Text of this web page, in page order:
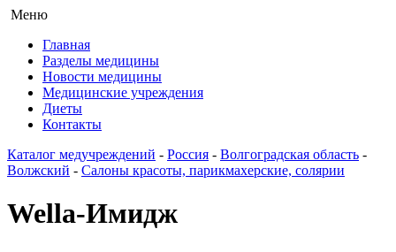
Меню
Главная
Разделы медицины
Новости медицины
Медицинские учреждения
Диеты
Контакты
Каталог медучреждений - Россия - Волгоградская область -
Волжский - Салоны красоты, парикмахерские, солярии
Wella-Имидж